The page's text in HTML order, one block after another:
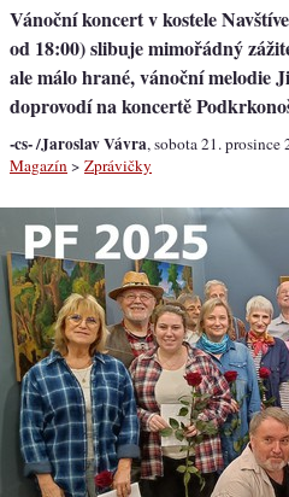
Vánoční koncert v kostele
od 18:00) slibuje mimořádný
ale málo hrané, vánoční melodie
doprovodí na koncertě
-cs- /Jaroslav Vávra, sobota 21. prosince
Magazín > Zprávičky